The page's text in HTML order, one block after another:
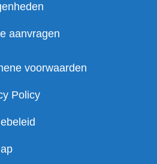
aanvragen
voorwaarden
Policy